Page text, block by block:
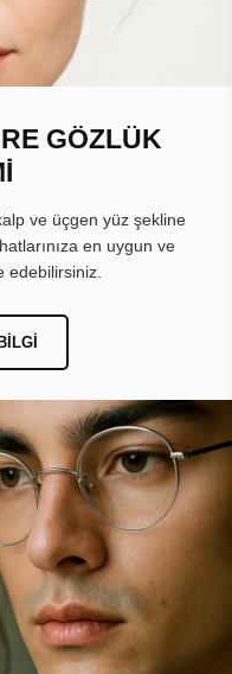
GÖZLÜK
ve üçgen yüz şekline
en uygun ve
edebilirsiniz.